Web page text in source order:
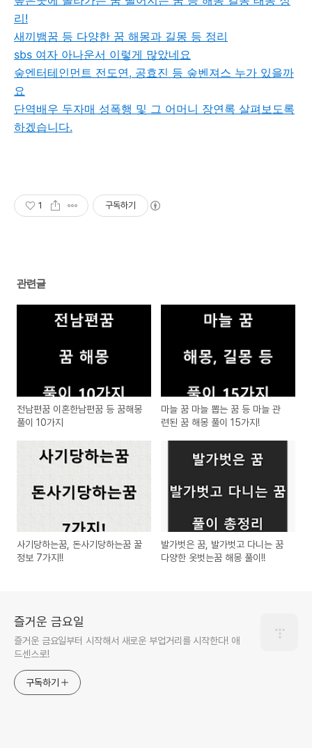
리!
새끼뱀꿈 등 다양한 꿈 해몽과 길몽 등 정리
sbs 여자 아나운서 이렇게 많았네요
숲엔터테인먼트 전도연, 공효진 등 숲벤져스 누가 있을까
요
단역배우 두자매 성폭행 및 그 어머니 장연록 살펴보도록
하겠습니다.
1 구독하기
관련글
전남편꿈 이혼한남편꿈 등 꿈해몽
풀이 10가지
마늘 꿈 마늘 뽑는 꿈 등 마늘 관
련된 꿈 해몽 풀이 15가지!
사기당하는꿈, 돈사기당하는꿈 꿀
정보 7가지!!
발가벗은 꿈, 발가벗고 다니는 꿈
다양한 옷벗는꿈 해몽 풀이!!
즐거운 금요일
즐거운 금요일부터 시작해서 새로운 부업거리를 시작한다! 애
드센스로!
구독하기